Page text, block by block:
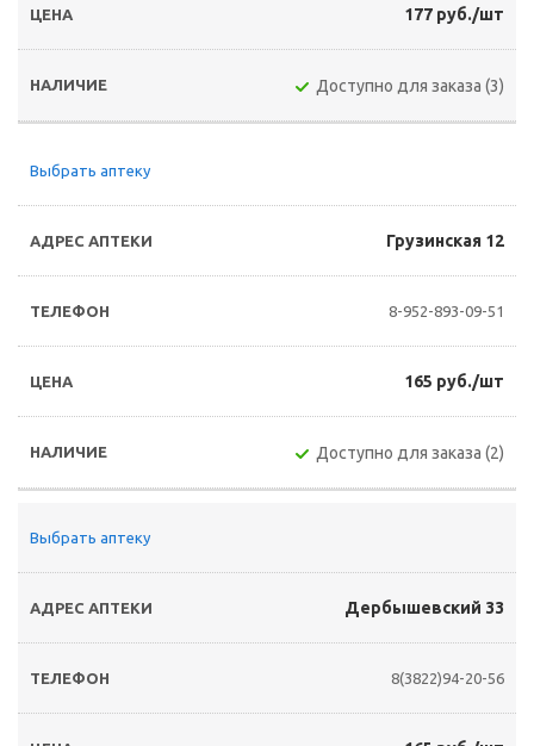
177 руб./шт
Доступно для заказа (3)
Выбрать аптеку
Грузинская 12
8-952-893-09-51
165 руб./шт
Доступно для заказа (2)
Выбрать аптеку
Дербышевский 33
8(3822)94-20-56